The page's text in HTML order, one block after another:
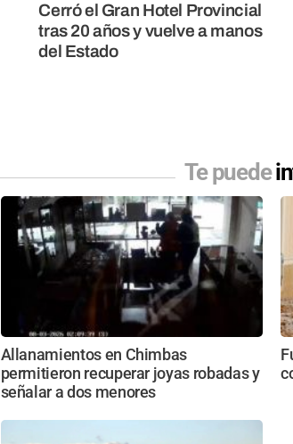
Cerró el Gran Hotel Provincial
tras 20 años y vuelve a manos
del Estado
Te puede
Allanamientos en Chimbas
permitieron recuperar joyas robadas y
señalar a dos menores